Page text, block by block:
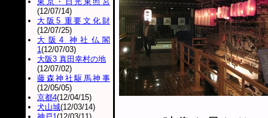
(12/07/14)
大阪5 重要文化財
(12/07/25)
大阪4 神社仏閣
1(12/07/03)
大阪3 真田幸村の地
(12/07/02)
藤森神社駆馬神事
(12/05/05)
京都4(12/04/15)
犬山城(12/03/14)